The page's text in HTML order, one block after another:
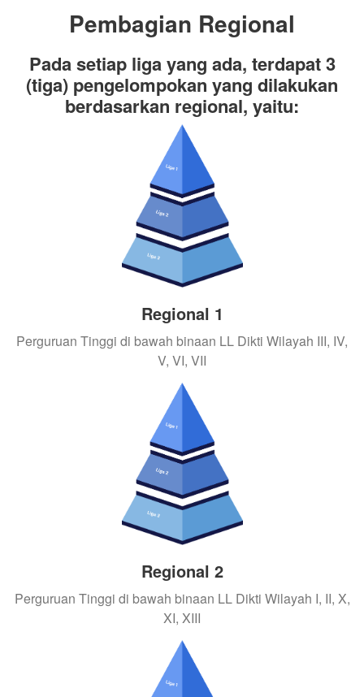
Pembagian Regional
Pada setiap liga yang ada, terdapat 3
(tiga) pengelompokan yang dilakukan
berdasarkan regional, yaitu:
Regional 1
Perguruan Tinggi di bawah binaan LL Dikti Wilayah III, IV,
V, VI, VII
Regional 2
Perguruan Tinggi di bawah binaan LL Dikti Wilayah I, II, X,
XI, XIII